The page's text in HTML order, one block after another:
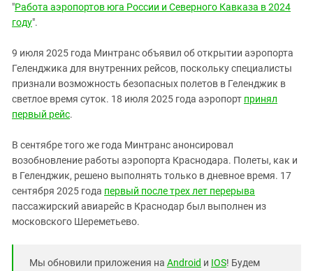
"Работа аэропортов юга России и Северного Кавказа в 2024
году".
9 июля 2025 года Минтранс объявил об открытии аэропорта
Геленджика для внутренних рейсов, поскольку специалисты
признали возможность безопасных полетов в Геленджик в
светлое время суток. 18 июля 2025 года аэропорт принял
первый рейс.
В сентябре того же года Минтранс анонсировал
возобновление работы аэропорта Краснодара. Полеты, как и
в Геленджик, решено выполнять только в дневное время. 17
сентября 2025 года первый после трех лет перерыва
пассажирский авиарейс в Краснодар был выполнен из
московского Шереметьево.
Мы обновили приложения на Android и IOS! Будем